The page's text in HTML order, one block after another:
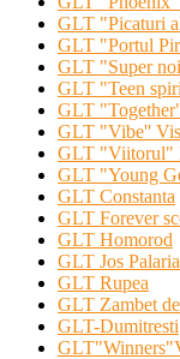
GLT "Picaturi
GLT "Portul
GLT "Super
GLT "Teen
GLT
GLT "Vibe''
GLT "Viitorul"
GLT "Young
GLT Constanta
GLT Forever
GLT Homorod
GLT Jos
GLT Rupea
GLT Zambet
GLT-Dumitresti